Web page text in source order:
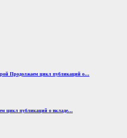
Продолжаем цикл публикаций о…
цикл публикаций о вкладе…